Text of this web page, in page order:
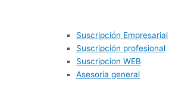
Suscripción Empresarial
Suscripción profesional
Suscripcion WEB
Asesoría general